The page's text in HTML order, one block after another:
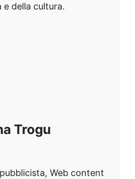
e della cultura.
Trogu
Web content